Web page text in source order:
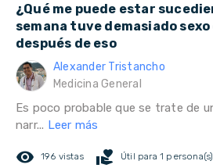
¿Qué me puede estar
semana tuve demasiado
después de eso
Alexander Tristancho
Medicina General
Es poco probable que se trate de
narr... Leer más
remove_red_eye 196 vistas volunteer_activism Útil para 1 persona(s)